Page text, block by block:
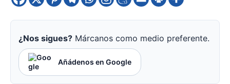
¿Nos sigues? Márcanos como medio preferente.
Añádenos en Google